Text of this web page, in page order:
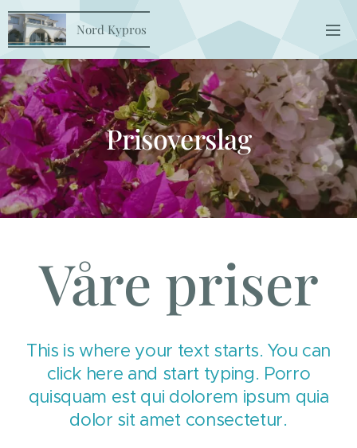
Nord Kypros
Prisoverslag
Våre priser
This is where your text starts. You can
click here and start typing. Porro
quisquam est qui dolorem ipsum quia
dolor sit amet consectetur.